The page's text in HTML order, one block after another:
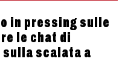
in pressing sulle
le chat di
scalata a